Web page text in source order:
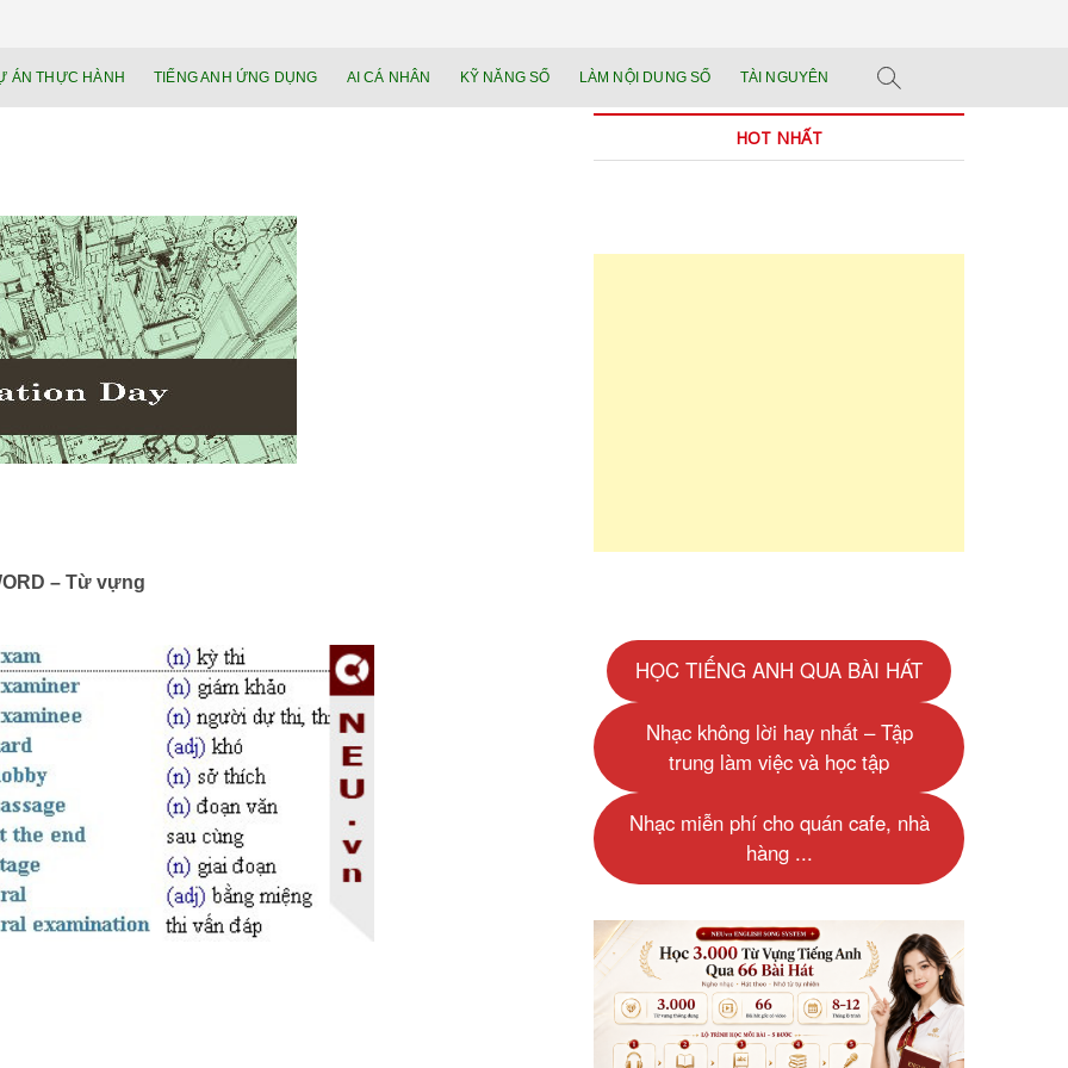
lực cá nhân trong thời đại AI
ÁN THỰC HÀNH TIẾNG ANH ỨNG DỤNG AI CÁ NHÂN KỸ NĂNG SỐ LÀM NỘI DUNG SỐ TÀI NGUYÊN
– Từ vựng
HOT NHẤT
HỌC TIẾNG ANH QUA BÀI HÁT
Nhạc không lời hay nhất – Tập
trung làm việc và học tập
Nhạc miễn phí cho quán cafe, nhà
hàng ...